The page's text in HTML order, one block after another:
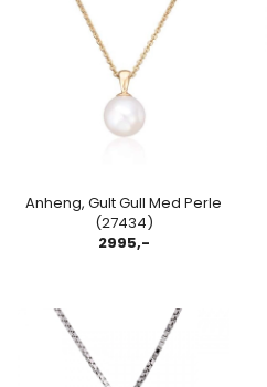
Anheng, Gult Gull Med Perle
(27434)
2995,-